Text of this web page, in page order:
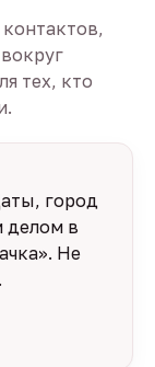
тех, кто
город
делом в
Не